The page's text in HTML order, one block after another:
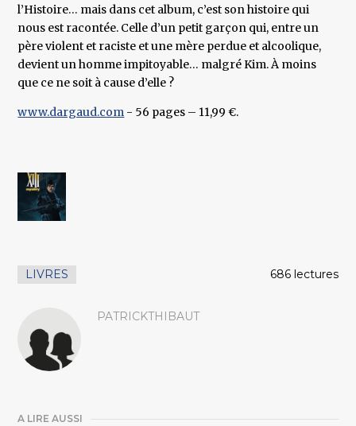
l’Histoire… mais dans cet album, c’est son histoire qui
nous est racontée. Celle d’un petit garçon qui, entre un
père violent et raciste et une mère perdue et alcoolique,
devient un homme impitoyable… malgré Kim. À moins
que ce ne soit à cause d’elle ?
www.dargaud.com - 56 pages – 11,99 €.
LIVRES 686 lectures
PATRICKTHIBAUT
A LIRE AUSSI